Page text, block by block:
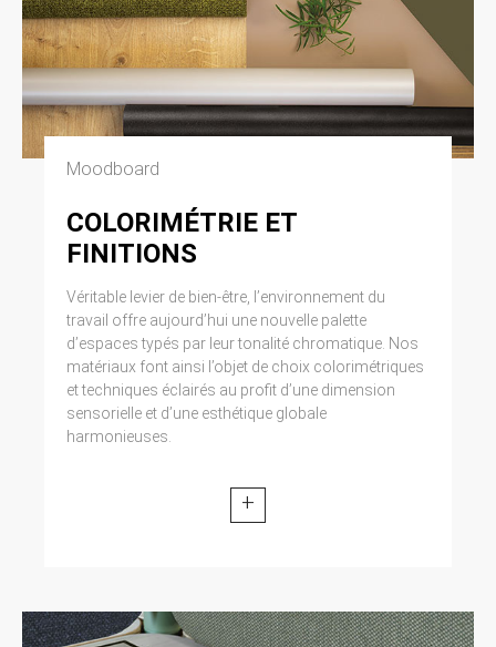
Moodboard
COLORIMÉTRIE ET
FINITIONS
Véritable levier de bien-être, l’environnement du
travail offre aujourd’hui une nouvelle palette
d’espaces typés par leur tonalité chromatique. Nos
matériaux font ainsi l’objet de choix colorimétriques
et techniques éclairés au profit d’une dimension
sensorielle et d’une esthétique globale
harmonieuses.
+